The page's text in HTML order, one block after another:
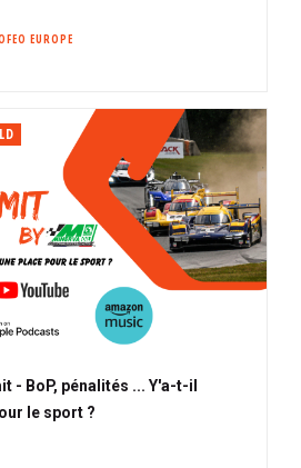
EUROPE
- BoP, pénalités ... Y'a-t-il
le sport ?